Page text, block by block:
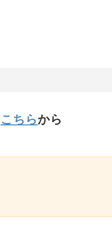
こちらから